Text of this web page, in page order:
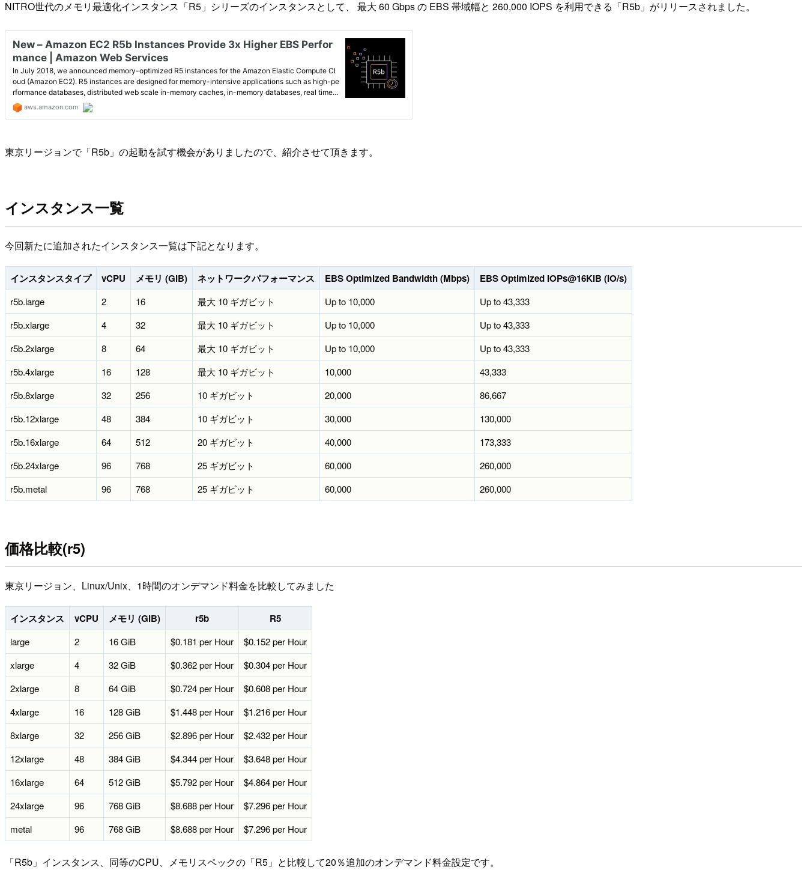
NITRO世代のメモリ最適化インスタンス「R5」シリーズのインスタンスとして、 最大 60 Gbps の EBS 帯域幅と 260,000 IOPS を利用できる「R5b」がリリースされました。
東京リージョンで「R5b」の起動を試す機会がありましたので、紹介させて頂きます。
インスタンス一覧
今回新たに追加されたインスタンス一覧は下記となります。
インスタンスタイプ vCPU メモリ (GiB) ネットワークパフォーマンス EBS Optimized Bandwidth (Mbps) EBS Optimized IOPs@16KiB (IO/s)
r5b.large 2 16 最大 10 ギガビット Up to 10,000
Up to 43,333
r5b.xlarge
4 32 最大 10 ギガビット Up to 10,000
Up to 43,333
r5b.2xlarge
8 64 最大 10 ギガビット Up to 10,000
Up to 43,333
r5b.4xlarge
16 128 最大 10 ギガビット 10,000
43,333
r5b.8xlarge
32 256 10 ギガビット 20,000
86,667
r5b.12xlarge
48 384 10 ギガビット 30,000
130,000
r5b.16xlarge
64 512 20 ギガビット 40,000
173,333
r5b.24xlarge
96 768 25 ギガビット 60,000
260,000
r5b.metal
96 768 25 ギガビット 60,000 260,000
価格比較(r5)
東京リージョン、Linux/Unix、1時間のオンデマンド料金を比較してみました
インスタンス vCPU メモリ (GiB) r5b R5
large 2 16 GiB $0.181 per Hour
$0.152 per Hour
xlarge
4 32 GiB $0.362 per Hour
$0.304 per Hour
2xlarge
8 64 GiB $0.724 per Hour
$0.608 per Hour
4xlarge
16 128 GiB $1.448 per Hour
$1.216 per Hour
8xlarge
32 256 GiB $2.896 per Hour
$2.432 per Hour
12xlarge
48 384 GiB $4.344 per Hour
$3.648 per Hour
16xlarge
64 512 GiB $5.792 per Hour
$4.864 per Hour
24xlarge
96 768 GiB $8.688 per Hour
$7.296 per Hour
metal
96 768 GiB $8.688 per Hour $7.296 per Hour
「R5b」インスタンス、同等のCPU、メモリスペックの「R5」と比較して20％追加のオンデマンド料金設定です。